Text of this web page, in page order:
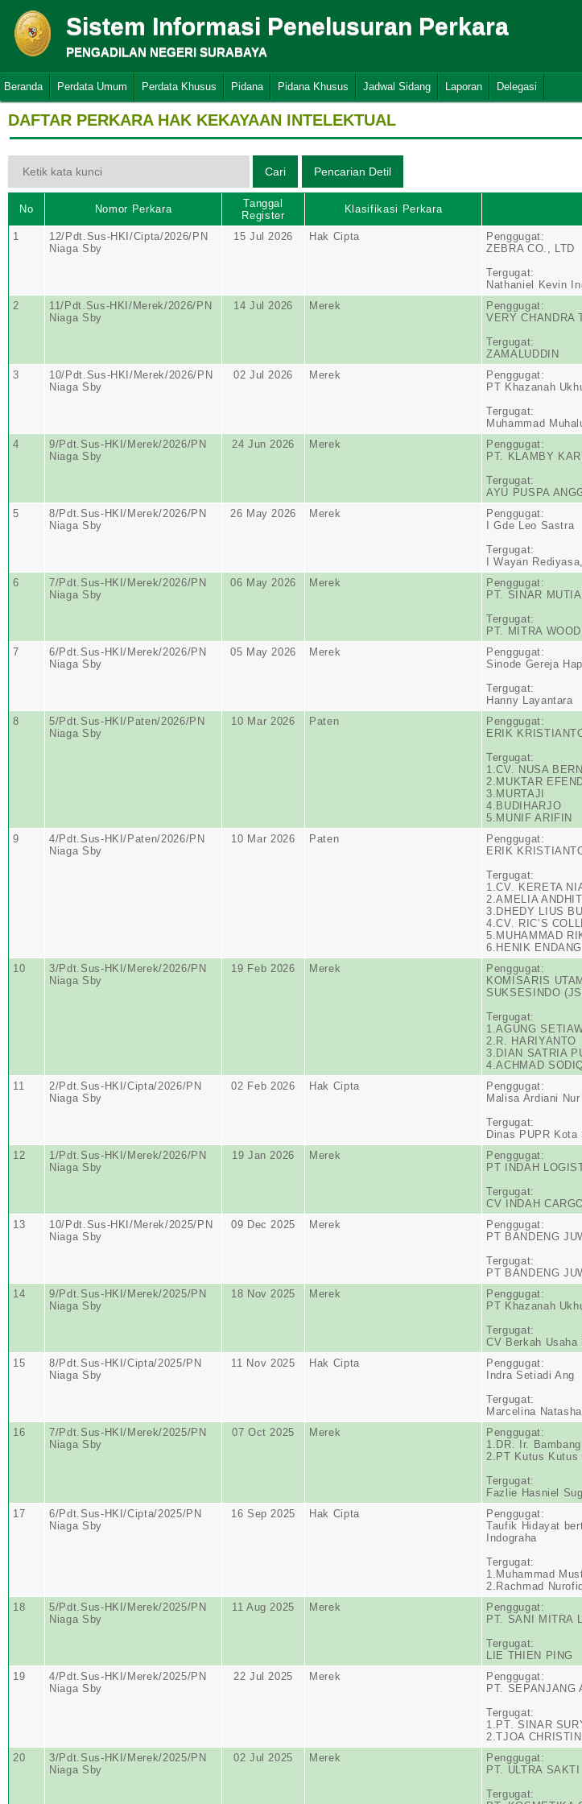
Sistem Informasi Penelusuran Perkara
PENGADILAN NEGERI SURABAYA
Beranda Perdata Umum Perdata Khusus Pidana Pidana Khusus Jadwal Sidang Laporan Delegasi
DAFTAR PERKARA HAK KEKAYAAN INTELEKTUAL
No Nomor Perkara
Tanggal
Register
Klasifikasi Perkara
1
12/Pdt.Sus-HKI/Cipta/2026/PN
Niaga Sby
15 Jul 2026 Hak Cipta
Penggugat:
ZEBRA CO., LTD
Tergugat:
Nathaniel Kevin
2
11/Pdt.Sus-HKI/Merek/2026/PN
Niaga Sby
14 Jul 2026 Merek
Penggugat:
VERY CHANDRA
Tergugat:
ZAMALUDDIN
3
10/Pdt.Sus-HKI/Merek/2026/PN
Niaga Sby
02 Jul 2026 Merek
Penggugat:
PT Khazanah
Tergugat:
Muhammad
4
9/Pdt.Sus-HKI/Merek/2026/PN
Niaga Sby
24 Jun 2026 Merek
Penggugat:
PT. KLAMBY
Tergugat:
AYU PUSPA
5
8/Pdt.Sus-HKI/Merek/2026/PN
Niaga Sby
26 May 2026 Merek
Penggugat:
I Gde Leo Sastra
Tergugat:
I Wayan
6
7/Pdt.Sus-HKI/Merek/2026/PN
Niaga Sby
06 May 2026 Merek
Penggugat:
PT. SINAR
Tergugat:
PT. MITRA
7
6/Pdt.Sus-HKI/Merek/2026/PN
Niaga Sby
05 May 2026 Merek
Penggugat:
Sinode Gereja
Tergugat:
Hanny Layantara
8
5/Pdt.Sus-HKI/Paten/2026/PN
Niaga Sby
10 Mar 2026 Paten
Penggugat:
ERIK
Tergugat:
1.CV. NUSA
2.MUKTAR
3.MURTAJI
4.BUDIHARJO
5.MUNIF ARIFIN
9
4/Pdt.Sus-HKI/Paten/2026/PN
Niaga Sby
10 Mar 2026 Paten
Penggugat:
ERIK
Tergugat:
1.CV. KERETA
2.AMELIA
3.DHEDY LIUS
4.CV. RIC’S
5.MUHAMMAD
6.HENIK
10
3/Pdt.Sus-HKI/Merek/2026/PN
Niaga Sby
19 Feb 2026 Merek
Penggugat:
KOMISARIS
SUKSESINDO
Tergugat:
1.AGUNG
2.R. HARIYANTO
3.DIAN SATRIA
4.ACHMAD
11
2/Pdt.Sus-HKI/Cipta/2026/PN
Niaga Sby
02 Feb 2026 Hak Cipta
Penggugat:
Malisa Ardiani
Tergugat:
Dinas PUPR Kota
12
1/Pdt.Sus-HKI/Merek/2026/PN
Niaga Sby
19 Jan 2026 Merek
Penggugat:
PT INDAH
Tergugat:
CV INDAH
13
10/Pdt.Sus-HKI/Merek/2025/PN
Niaga Sby
09 Dec 2025 Merek
Penggugat:
PT BANDENG
Tergugat:
PT BANDENG
14
9/Pdt.Sus-HKI/Merek/2025/PN
Niaga Sby
18 Nov 2025 Merek
Penggugat:
PT Khazanah
Tergugat:
CV Berkah Usaha
15
8/Pdt.Sus-HKI/Cipta/2025/PN
Niaga Sby
11 Nov 2025 Hak Cipta
Penggugat:
Indra Setiadi Ang
Tergugat:
Marcelina
16
7/Pdt.Sus-HKI/Merek/2025/PN
Niaga Sby
07 Oct 2025 Merek
Penggugat:
1.DR. Ir.
2.PT Kutus Kutus
Tergugat:
Fazlie Hasniel
17
6/Pdt.Sus-HKI/Cipta/2025/PN
Niaga Sby
16 Sep 2025 Hak Cipta
Penggugat:
Taufik Hidayat
Indograha
Tergugat:
1.Muhammad
2.Rachmad
18
5/Pdt.Sus-HKI/Merek/2025/PN
Niaga Sby
11 Aug 2025 Merek
Penggugat:
PT. SANI MITRA
Tergugat:
LIE THIEN PING
19
4/Pdt.Sus-HKI/Merek/2025/PN
Niaga Sby
22 Jul 2025 Merek
Penggugat:
PT. SEPANJANG
Tergugat:
1.PT. SINAR
2.TJOA
20
3/Pdt.Sus-HKI/Merek/2025/PN
Niaga Sby
02 Jul 2025 Merek
Penggugat:
PT. ULTRA SAKTI
Tergugat: